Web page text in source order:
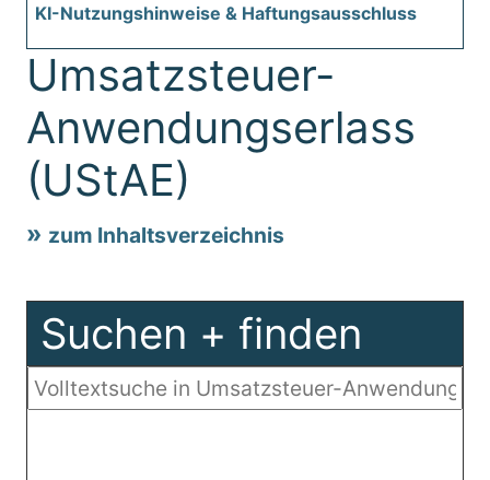
KI-Nutzungshinweise & Haftungsausschluss
Umsatzsteuer-
Anwendungserlass
(UStAE)
zum Inhaltsverzeichnis
Suchen + finden